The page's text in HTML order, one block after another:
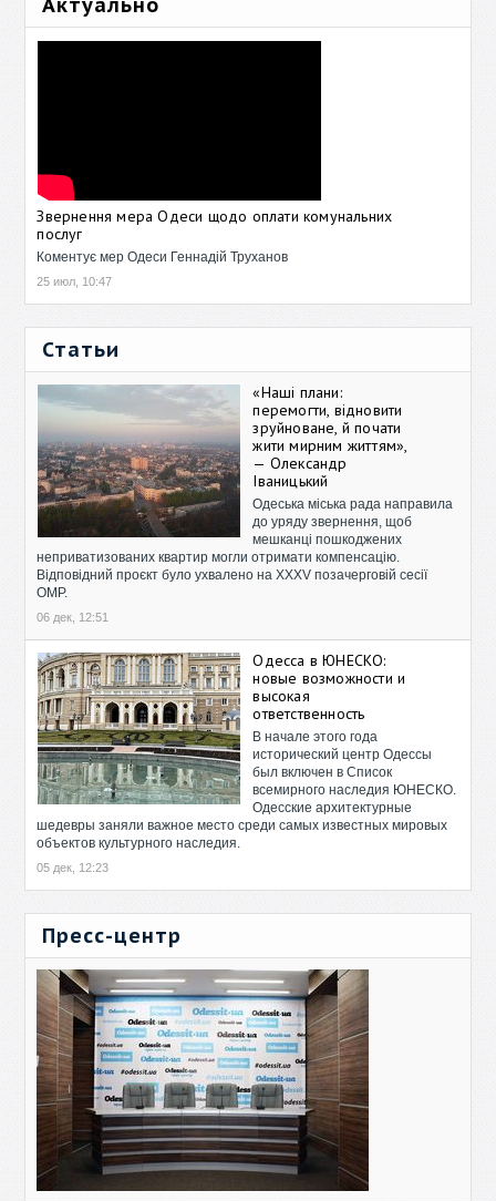
Звернення мера Одеси щодо оплати комунальних
послуг
Коментує мер Одеси Геннадій Труханов
25 июл, 10:47
Статьи
«Наші плани:
перемогти, відновити
зруйноване, й почати
жити мирним життям»,
— Олександр
Іваницький
Одеська міська рада направила
до уряду звернення, щоб
мешканці пошкоджених
неприватизованих квартир могли отримати компенсацію.
Відповідний проєкт було ухвалено на XXXV позачерговій сесії
ОМР.
06 дек, 12:51
Одесса в ЮНЕСКО:
новые возможности и
высокая
ответственность
В начале этого года
исторический центр Одессы
был включен в Список
всемирного наследия ЮНЕСКО.
Одесские архитектурные
шедевры заняли важное место среди самых известных мировых
объектов культурного наследия.
05 дек, 12:23
Пресс-центр